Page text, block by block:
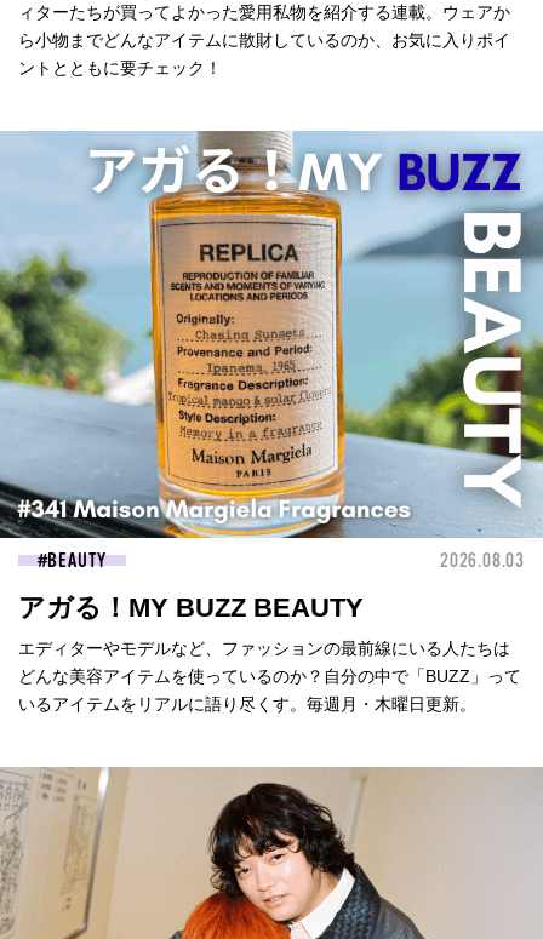
ィターたちが買ってよかった愛用私物を紹介する連載。ウェアか
ら小物までどんなアイテムに散財しているのか、お気に入りポイ
ントとともに要チェック！
BEAUTY 2026.08.03
アガる！MY BUZZ BEAUTY
エディターやモデルなど、ファッションの最前線にいる人たちは
どんな美容アイテムを使っているのか？自分の中で「BUZZ」って
いるアイテムをリアルに語り尽くす。毎週月・木曜日更新。